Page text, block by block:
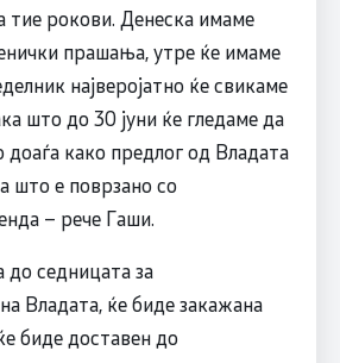
тие рокови. Денеска имаме
прашања, утре ќе имаме
најверојатно ќе свикаме
што до 30 јуни ќе гледаме да
како предлог од Владата
што е поврзано со
– рече Гаши.
седницата за
Владата, ќе биде закажана
биде доставен до